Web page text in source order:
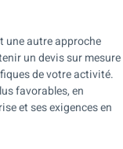
une autre approche
un devis sur mesure
de votre activité.
favorables, en
et ses exigences en